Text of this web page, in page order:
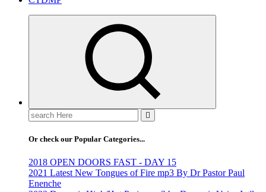
Search
for:
Or check our Popular Categories...
2018 OPEN DOORS FAST - DAY 15
2021 Latest New Tongues of Fire mp3 By Dr Pastor Paul
Enenche